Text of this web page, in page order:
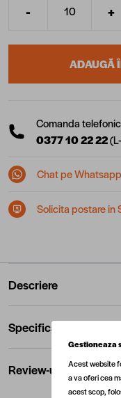
Cantitate
- +
ADAUGĂ
Comanda
0377 10 22 22
Chat pe Whatsapp
Solicita postare in
Descriere
Specificatii
Review-uri
Gestioneaza
Acest website
a va oferi cea
acest scop,